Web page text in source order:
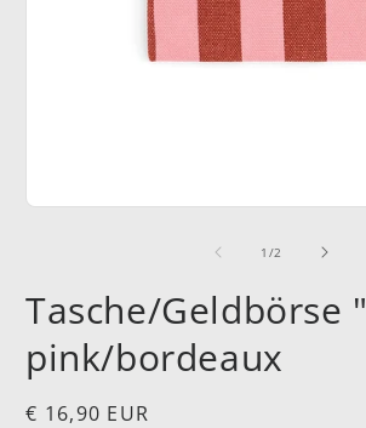
1 /von
2
Tasche/Geldbörse
pink/bordeaux
Normaler
€ 16,90 EUR